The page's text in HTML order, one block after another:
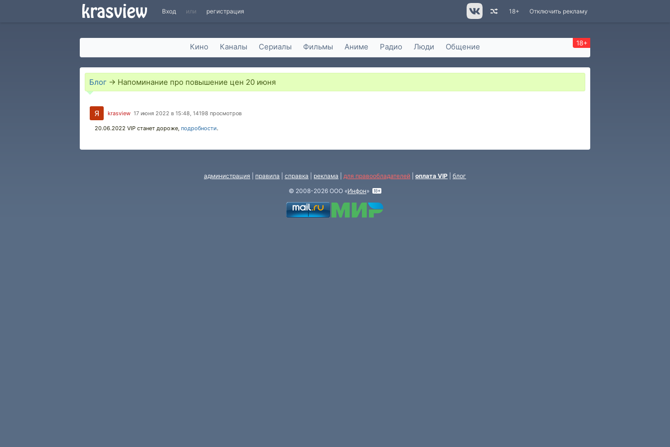
Вход или регистрация Отключить рекламу
18+
Кино Каналы Сериалы Фильмы Аниме Радио Люди Общение 18+
Блог → Напоминание про повышение цен 20 июня
krasview 17 июня 2022 в 15:48, 14198 просмотров
20.06.2022 VIP станет дороже, подробности.
администрация правила справка реклама для правообладателей оплата VIP
блог
© 2008-2026 ООО «Инфон»